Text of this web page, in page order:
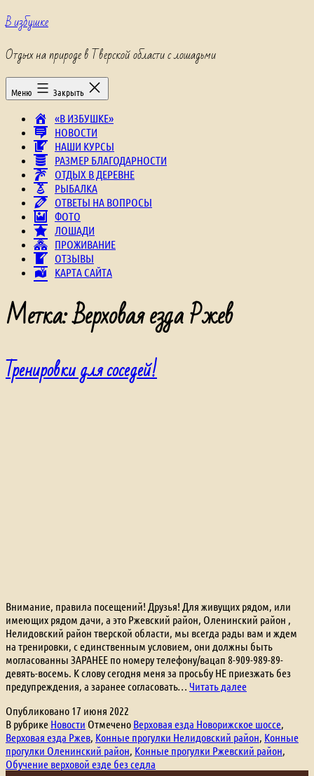
Перейти
к
В избушке
Отдых на природе в Тверской области с лошадьми
Меню Закрыть
«В ИЗБУШКЕ»
НОВОСТИ
НАШИ КУРСЫ
РАЗМЕР БЛАГОДАРНОСТИ
ОТДЫХ В ДЕРЕВНЕ
РЫБАЛКА
ОТВЕТЫ НА ВОПРОСЫ
ФОТО
ЛОШАДИ
ПРОЖИВАНИЕ
ОТЗЫВЫ
КАРТА САЙТА
Метка:Верховая езда Ржев
Тренировки для соседей!
Внимание, правила посещений! Друзья! Для живущих рядом, или
имеющих рядом дачи, а это Ржевский район, Оленинский район ,
Нелидовский район тверской области, мы всегда рады вам и ждем
на тренировки, с единственным условием, они должны быть
могласованны ЗАРАНЕЕ по номеру телефону/вацап 8-909-989-89-
девять-восемь. К слову сегодня меня за просьбу НЕ приезжать без
предупреждения, а заранее согласовать… Читать далееТренировки
Опубликовано 17 июня 2022
В рубрике Новости Отмечено Верховая езда Новорижское шоссе
Верховая езда Ржев Конные прогулки Нелидовский район Конные
прогулки Оленинский район Конные прогулки Ржевский район
Обучение верховой езде без седла